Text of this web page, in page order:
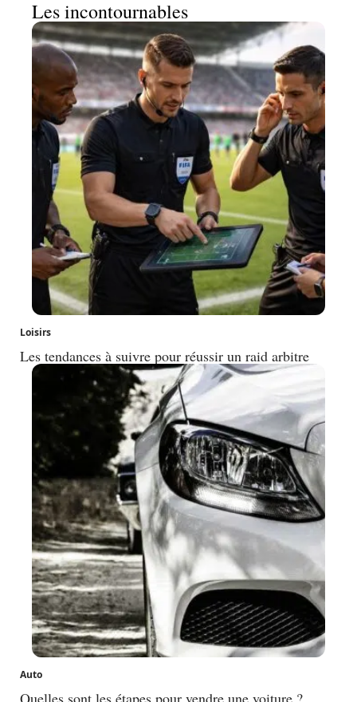
Les incontournables
Loisirs
Les tendances à suivre pour réussir un raid arbitre
Auto
Quelles sont les étapes pour vendre une voiture ?